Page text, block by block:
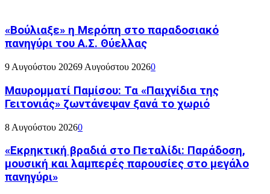
«Βούλιαξε» η Μερόπη στο παραδοσιακό
πανηγύρι του Α.Σ. Θύελλας
9 Αυγούστου 20269 Αυγούστου 20260
Μαυρομματί Παμίσου: Τα «Παιχνίδια της
Γειτονιάς» ζωντάνεψαν ξανά το χωριό
8 Αυγούστου 20260
«Εκρηκτική βραδιά στο Πεταλίδι: Παράδοση,
μουσική και λαμπερές παρουσίες στο μεγάλο
πανηγύρι»